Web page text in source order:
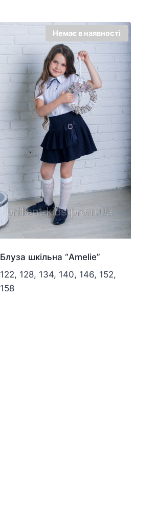
Немає в наявності
Блуза шкільна “Amelie”
122, 128, 134, 140, 146, 152,
158